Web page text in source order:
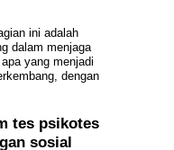
ini adalah
dalam menjaga
yang menjadi
dengan
tes psikotes
sosial